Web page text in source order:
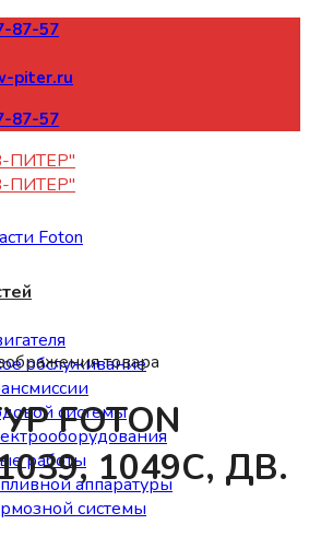
87-57
piter.ru
87-57
обслуживание
системы
работы
аппаратуры
системы
Foton
FOTON
1049C, ДВ.